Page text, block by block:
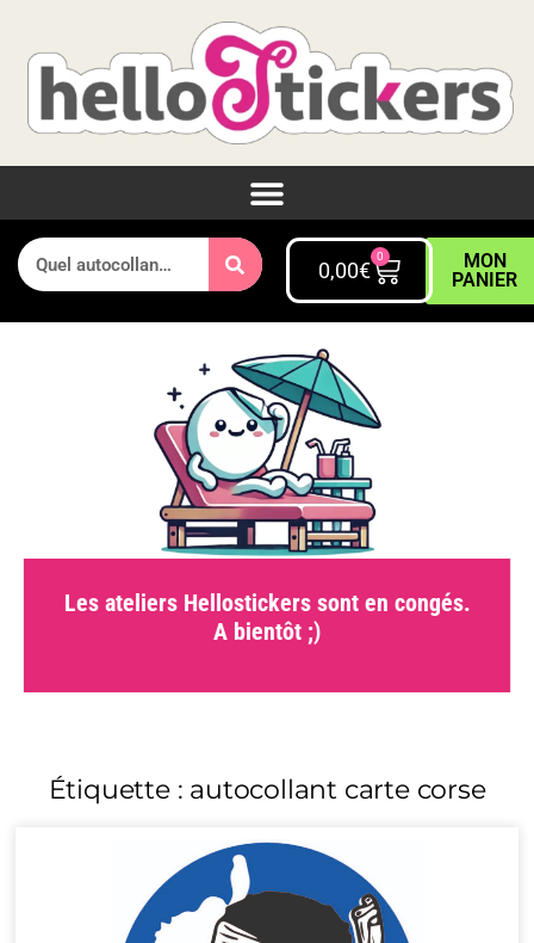
0,00€
0
MON
PANIER
Les ateliers Hellostickers sont en congés.
A bientôt ;)
Étiquette : autocollant carte corse